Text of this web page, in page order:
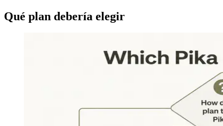
Qué plan debería elegir